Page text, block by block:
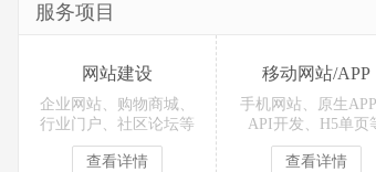
服务项目
网站建设
企业网站、购物商城、
行业门户、社区论坛等
查看详情
移动网站/APP
手机网站、原生
API开发、H5单页
查看详情